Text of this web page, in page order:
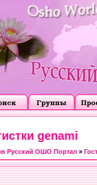
genami
Русский ОШО Портал »